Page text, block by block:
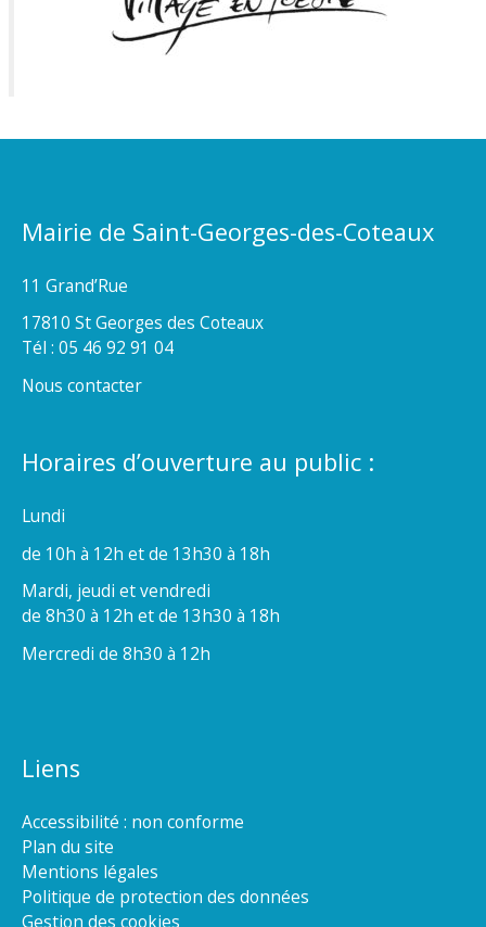
Mairie de Saint-Georges-des-Coteaux
11 Grand’Rue
17810 St Georges des Coteaux
Tél : 05 46 92 91 04
Nous contacter
Horaires d’ouverture au public :
Lundi
de 10h à 12h et de 13h30 à 18h
Mardi, jeudi et vendredi
de 8h30 à 12h et de 13h30 à 18h
Mercredi de 8h30 à 12h
Liens
Accessibilité : non conforme
Plan du site
Mentions légales
Politique de protection des données
Gestion des cookies